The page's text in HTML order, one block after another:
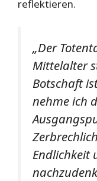
reflektieren.
„Der
Mittelalter
Botschaft
nehme ich
Endlichkeit